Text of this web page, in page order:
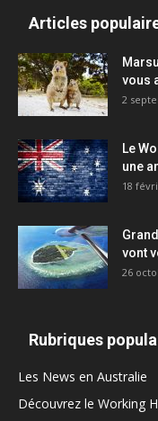
Articles
vous
2
Le
une
18
vont
26
Rubriques
Les News en Australie
Découvrez le Working